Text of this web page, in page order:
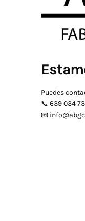
Puedes
📞 639 034
📧